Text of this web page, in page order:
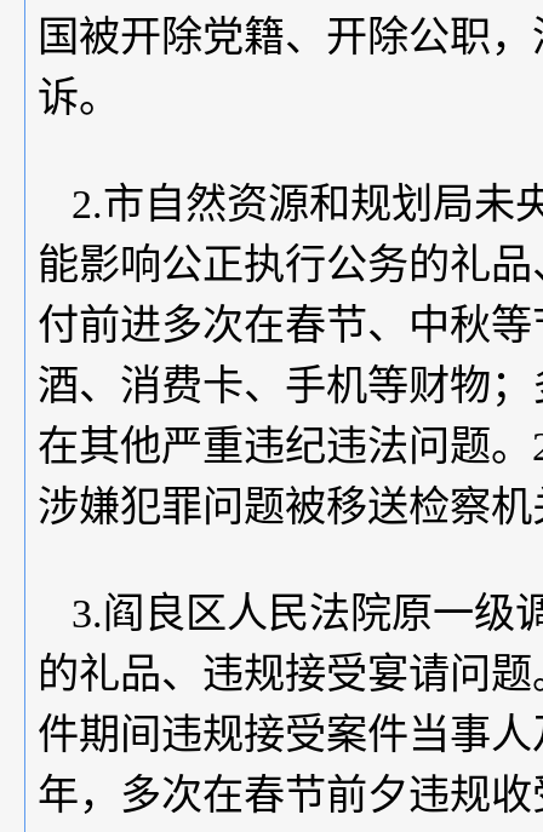
国被开除党籍、开除公职
诉。
2.市自然资源和规划局未
能影响公正执行公务的礼
付前进多次在春节、中秋
酒、消费卡、手机等财物
在其他严重违纪违法问题
涉嫌犯罪问题被移送检察
3.阎良区人民法院原一级
的礼品、违规接受宴请问题
件期间违规接受案件当事
年，多次在春节前夕违规